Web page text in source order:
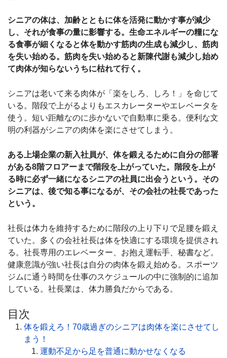
シニアの体は、加齢とともに体を活発に動かす事が減少
し、それが食事の量に影響する。生命エネルギーの糧にな
る食事が細くなると体を動かす筋肉の生成も減少し、筋肉
を失い始める。筋肉を失い始めると新陳代謝も減少し始め
て肉体が知らないうちに枯れて行く。
シニアは老いて来る肉体が「楽をしろ、しろ！」を命じて
いる。階段で上がるよりもエスカレーターやエレベータを
使う。短い距離なのに歩かないで自動車に乗る。便利な文
明の利器がシニアの肉体を楽にさせてしまう。
ある上場企業の新入社員が、体を鍛えるために自分の部署
がある8階フロアーまで階段を上がっていた。階段を上が
る時に必ず一緒になるシニアの社員に出会うという。その
シニアは、後で知る事になるが、その会社の社長であった
という。
社長は体力を維持するために階段の上り下りで足腰を鍛え
ていた。多くの会社社長は体を快適にする環境を提供され
る。社長専用のエレベーター、お抱え運転手、秘書など。
健康意識が強い社長は自分の肉体を鍛え始める。スポーツ
ジムに通う時間を仕事のスケジュールの中に強制的に追加
している。社長業は、体力勝負だからである。
目次
体を鍛えろ！70歳過ぎのシニアは肉体を楽にさせてし
まう！
運動不足から足を普通に動かせなくなる